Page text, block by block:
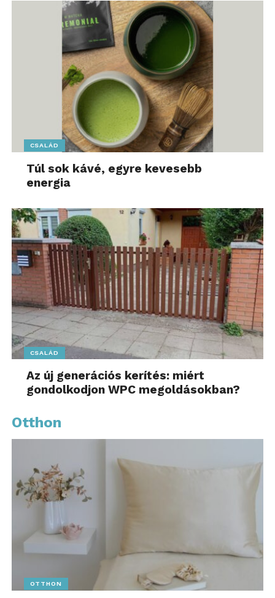
CSALÁD
Túl sok kávé, egyre kevesebb
energia
CSALÁD
Az új generációs kerítés: miért
gondolkodjon WPC megoldásokban?
Otthon
OTTHON